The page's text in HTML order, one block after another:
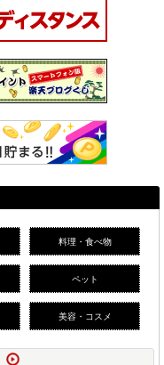
料理・食べ物
ペット
美容・コスメ